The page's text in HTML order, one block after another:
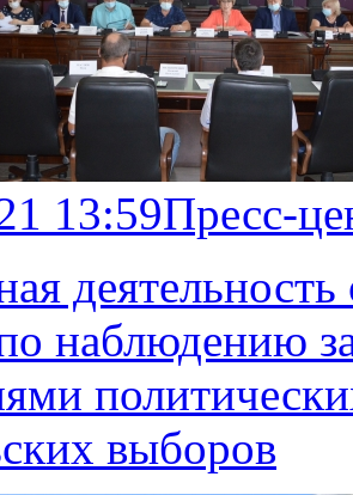
13:59Пресс-
наблюдению
выборов